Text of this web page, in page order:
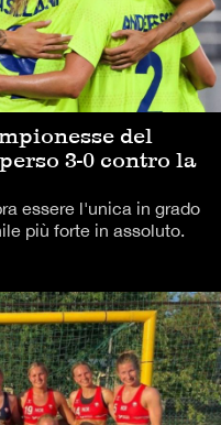
del
3-0 contro la
essere l'unica in grado
più forte in assoluto.